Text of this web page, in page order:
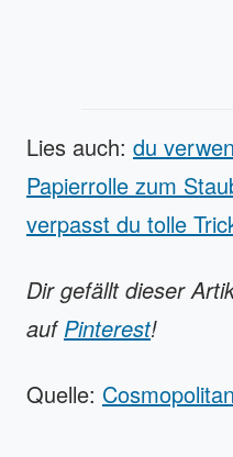
Lies auch: du
Papierrolle zum
verpasst du tolle
Dir gefällt dieser
aufPinterest!
Quelle: Cosmopolitan